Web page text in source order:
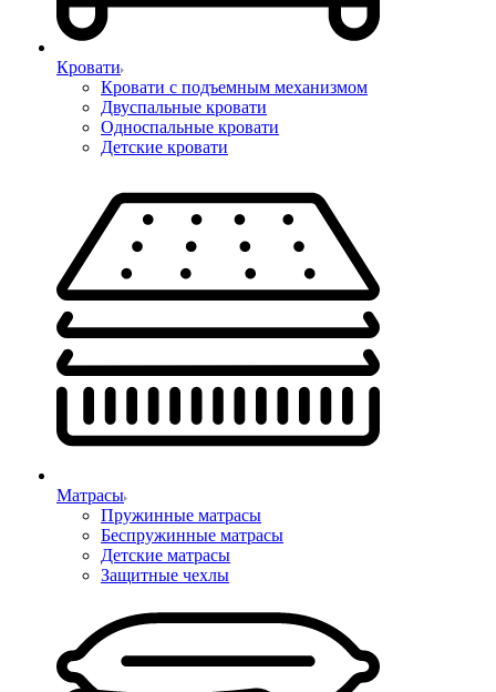
Кровати
Кровати с подъемным механизмом
Двуспальные кровати
Односпальные кровати
Детские кровати
Матрасы
Пружинные матрасы
Беспружинные матрасы
Детские матрасы
Защитные чехлы